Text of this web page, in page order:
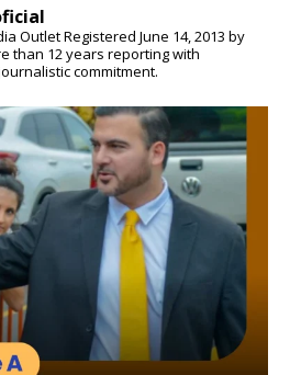
OutletRegistered June 14, 2013 by
than 12 years reporting with
commitment.